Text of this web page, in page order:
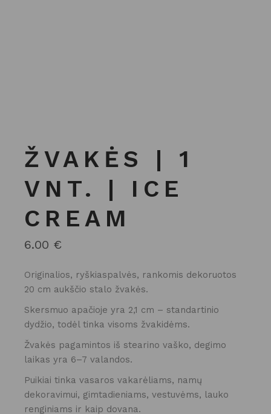
ŽVAKĖS | 1
VNT. | ICE
CREAM
6.00 €
Originalios, ryškiaspalvės, rankomis dekoruotos
20 cm aukščio stalo žvakės.
Skersmuo apačioje yra 2,1 cm – standartinio
dydžio, todėl tinka visoms žvakidėms.
Žvakės pagamintos iš stearino vaško, degimo
laikas yra 6–7 valandos.
Puikiai tinka vasaros vakarėliams, namų
dekoravimui, gimtadieniams, vestuvėms, lauko
renginiams ir kaip dovana.